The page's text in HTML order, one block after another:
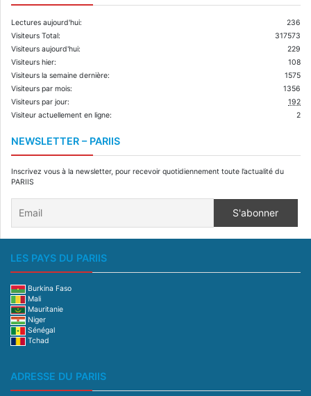
236
Lectures aujourd'hui:
317573
Visiteurs Total:
229
Visiteurs aujourd'hui:
108
Visiteurs hier:
1575
Visiteurs la semaine dernière:
1356
Visiteurs par mois:
192
Visiteurs par jour:
2
Visiteur actuellement en ligne:
NEWSLETTER – PARIIS
Inscrivez vous à la newsletter, pour recevoir quotidiennement toute l’actualité du
PARIIS
LES PAYS DU PARIIS
Burkina Faso
Mali
Mauritanie
Niger
Sénégal
Tchad
ADRESSE DU PARIIS